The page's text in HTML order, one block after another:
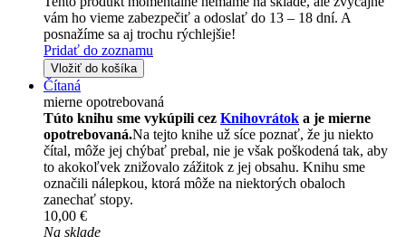
vám ho vieme zabezpečiť a odoslať do 13 – 18 dní. A
posnažíme sa aj trochu rýchlejšie!
Pridať do zoznamu
Vložiť do košíka
Čítaná
mierne opotrebovaná
Túto knihu sme vykúpili cez Knihovrátok a je mierne
opotrebovaná.Na tejto knihe už síce poznať, že ju niekto
čítal, môže jej chýbať prebal, nie je však poškodená tak, aby
to akokoľvek znižovalo zážitok z jej obsahu. Knihu sme
označili nálepkou, ktorá môže na niektorých obaloch
zanechať stopy.
10,00 €
Na sklade